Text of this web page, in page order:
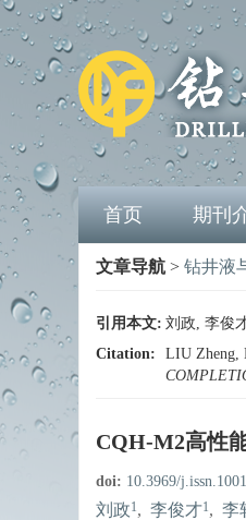
首页 期刊
文章导航 > 钻井液
引用本文: 刘政, 李俊
Citation:
LIU Zheng,
CQH-M2高性
doi: 10.3969/
刘政1, 李俊才1, 李